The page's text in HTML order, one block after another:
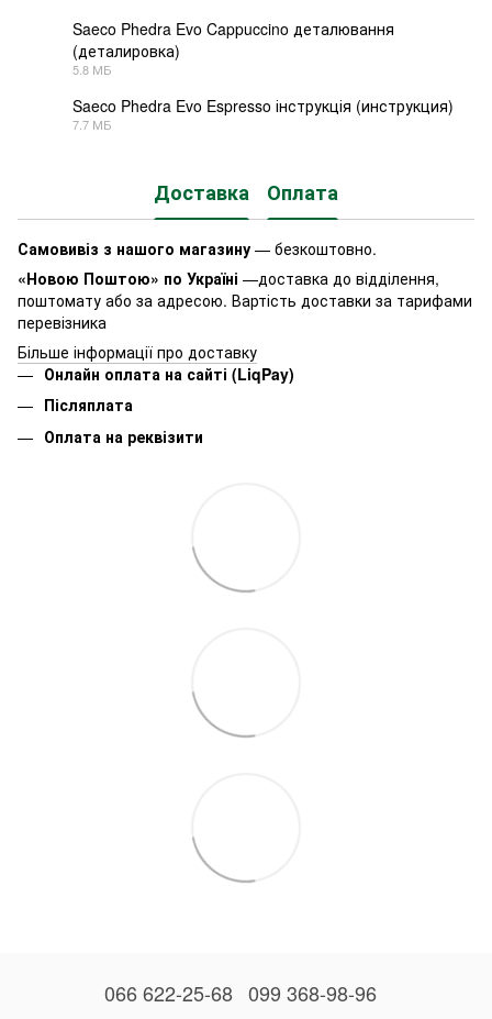
Saeco Phedra Evo Cappuccino деталювання
(деталировка)
5.8 МБ
Saeco Phedra Evo Espresso інструкція (инструкция)
7.7 МБ
Доставка Оплата
Самовивіз з нашого магазину — безкоштовно.
«Новою Поштою» по Україні —доставка до відділення,
поштомату або за адресою. Вартість доставки за тарифами
перевізника
Більше інформації про доставку
Онлайн оплата на сайті (LiqPay)
Післяплата
Оплата на реквізити
066 622-25-68 099 368-98-96